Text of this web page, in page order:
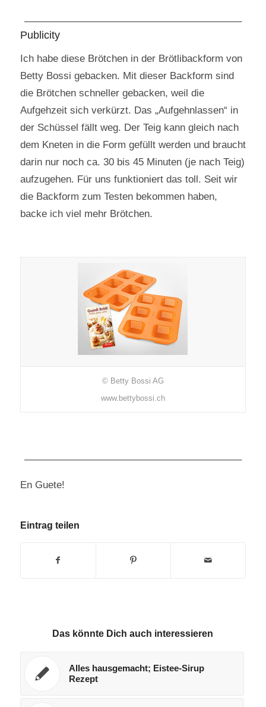
—————————————————————–
Publicity
Ich habe diese Brötchen in der Brötlibackform von
Betty Bossi gebacken. Mit dieser Backform sind
die Brötchen schneller gebacken, weil die
Aufgehzeit sich verkürzt. Das „Aufgehnlassen“ in
der Schüssel fällt weg. Der Teig kann gleich nach
dem Kneten in die Form gefüllt werden und braucht
darin nur noch ca. 30 bis 45 Minuten (je nach Teig)
aufzugehen. Für uns funktioniert das toll. Seit wir
die Backform zum Testen bekommen haben,
backe ich viel mehr Brötchen.
© Betty Bossi AG
www.bettybossi.ch
—————————————————————–
En Guete!
Eintrag teilen
Das könnte Dich auch interessieren
Alles hausgemacht; Eistee-Sirup
Rezept